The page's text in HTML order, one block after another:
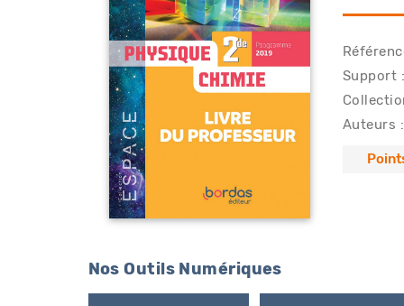
Support
Auteurs :
Nos Outils Numériques